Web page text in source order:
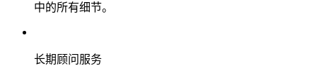
中的所有细节。
长期顾问服务